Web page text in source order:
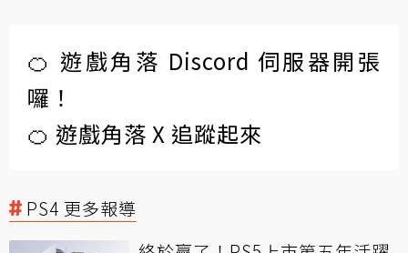
🍊 遊戲角落 Discord 伺服器開張
囉！
🍊 遊戲角落 X 追蹤起來
PS4 更多報導